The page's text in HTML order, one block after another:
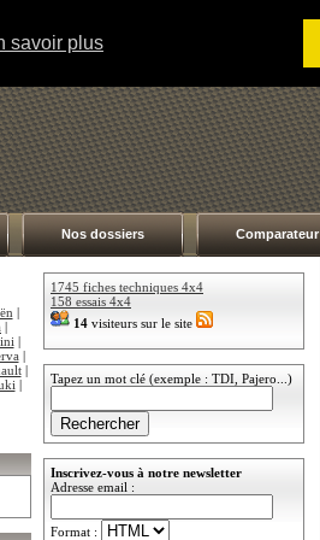
savoir plus
Nos dossiers Comparateur
|
|
|
|
|
|
1745 fiches techniques 4x4
158 essais 4x4
14 visiteurs sur le site
Tapez un mot clé (exemple : TDI, Pajero...)
Inscrivez-vous à notre newsletter
Adresse email :
Format :